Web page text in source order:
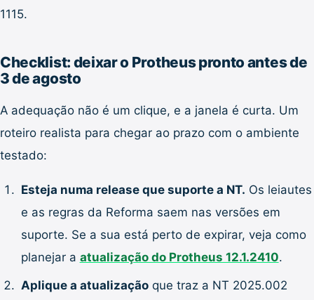
1115.
Checklist: deixar o Protheus pronto antes de
3 de agosto
A adequação não é um clique, e a janela é curta. Um
roteiro realista para chegar ao prazo com o ambiente
testado:
Esteja numa release que suporte a NT. Os leiautes
e as regras da Reforma saem nas versões em
suporte. Se a sua está perto de expirar, veja como
planejar a atualização do Protheus 12.1.2410.
Aplique a atualizaçãoque traz a NT 2025.002